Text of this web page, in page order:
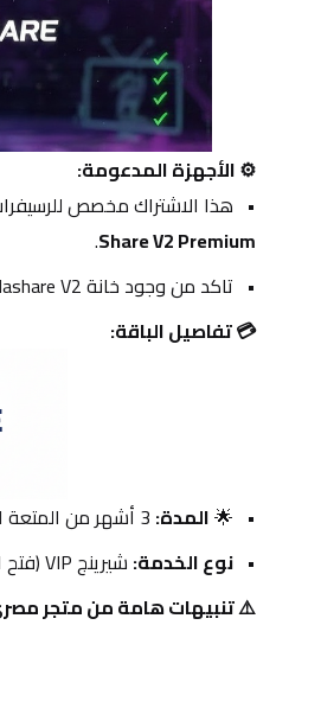
⚙️ الأجهزة المدعومة:
هذا الاشتراك مخصص
Share V2 Premium
.
تاكد من وجود خانة Nashare V2
💳 تفاصيل الباقة:
🌟 المدة:
نوع الخدمة: شيرينج VIP (فتح القنوات المشفرة عبر طبق الدش).
⚠️ تنبيهات هامة من متجر